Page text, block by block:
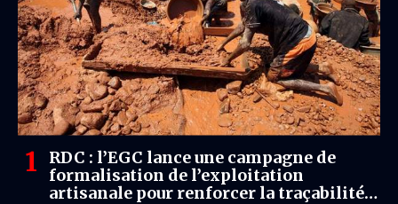
RDC : l’EGC lance une campagne de
formalisation de l’exploitation
artisanale pour renforcer la traçabilité